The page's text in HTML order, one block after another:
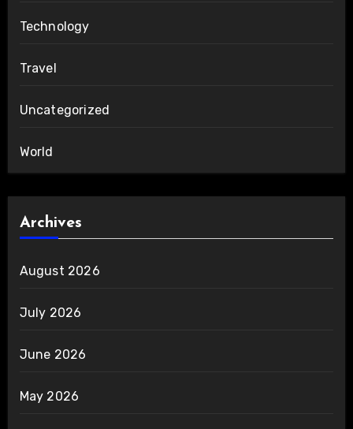
Technology
Travel
Uncategorized
World
Archives
August 2026
July 2026
June 2026
May 2026